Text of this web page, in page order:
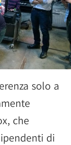
solo a
che
di